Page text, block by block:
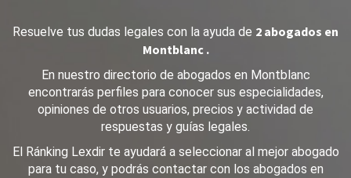
Resuelve tus dudas legales con la ayuda de 2 abogados en
Montblanc .
En nuestro directorio de abogados en Montblanc
encontrarás perfiles para conocer sus especialidades,
opiniones de otros usuarios, precios y actividad de
respuestas y guías legales.
El Ránking Lexdir te ayudará a seleccionar al mejor abogado
para tu caso, y podrás contactar con los abogados en